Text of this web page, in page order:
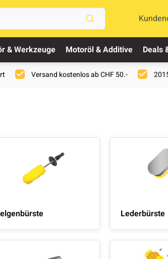
& Werkzeuge Motoröl & Additive Deals
Versand kostenlos ab CHF 50.-
Lederbürste